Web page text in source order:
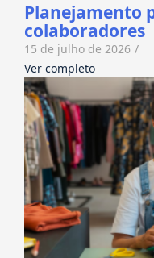
Planejamento
colaboradores
15 de julho de 2026 /
Ver completo